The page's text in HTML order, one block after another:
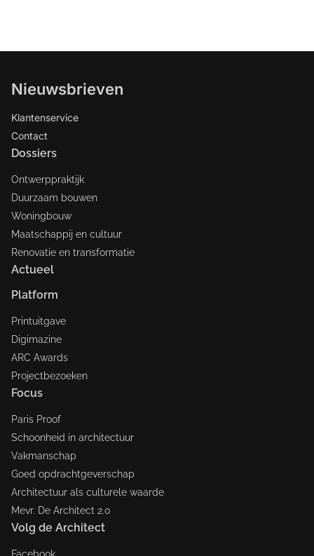
Nieuwsbrieven
Klantenservice
Contact
Dossiers
Ontwerppraktijk
Duurzaam bouwen
Woningbouw
Maatschappij en cultuur
Renovatie en transformatie
Actueel
Platform
Printuitgave
Digimazine
ARC Awards
Projectbezoeken
Focus
Paris Proof
Schoonheid in architectuur
Vakmanschap
Goed opdrachtgeverschap
Architectuur als culturele waarde
Mevr. De Architect 2.0
Volg de Architect